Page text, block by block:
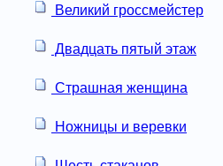
Великий гроссмейстер
Двадцать пятый этаж
Страшная женщина
Ножницы и веревки